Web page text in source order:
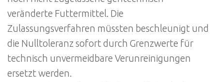
veränderte Futtermittel. Die
Zulassungsverfahren müssten beschleunigt und
die Nulltoleranz sofort durch Grenzwerte für
technisch unvermeidbare Verunreinigungen
ersetzt werden.